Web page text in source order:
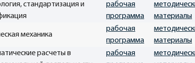
стандартизация и
рабочая
программа
материалы
механика
рабочая
программа
материалы
расчеты в
рабочая